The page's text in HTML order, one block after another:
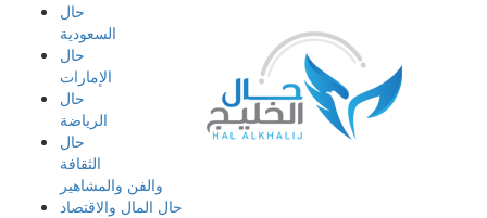
إذهب
المحتوى
حال
السعودية
حال
الإمارات
حال
الرياضة
حال
الثقافة
والفن والمشاهير
حال المال والاقتصاد